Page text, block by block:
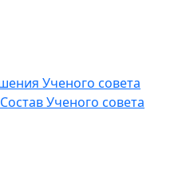
Ученого совета
Состав Ученого совета